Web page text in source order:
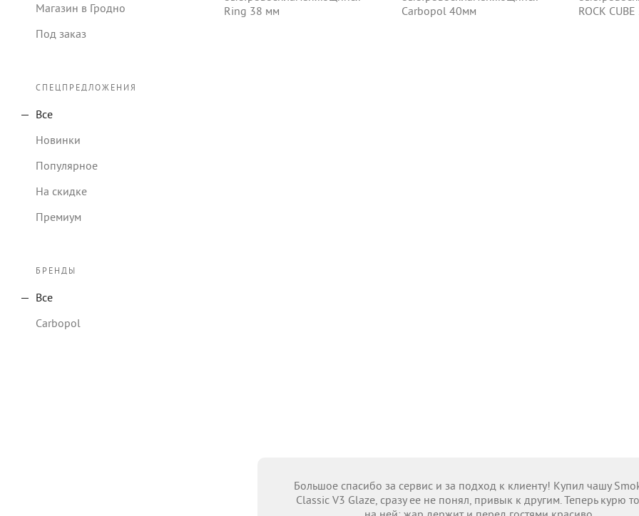
Магазин в Гродно
Под заказ
СПЕЦПРЕДЛОЖЕНИЯ
Все
Новинки
Популярное
На скидке
Премиум
БРЕНДЫ
Все
Carbopol
Ring 38 мм
Carbopol 40мм
ROCK
Большое спасибо за сервис и за подход к клиенту! Купил чашу
Classic V3 Glaze, сразу ее не понял, привык к другим. Теперь курю